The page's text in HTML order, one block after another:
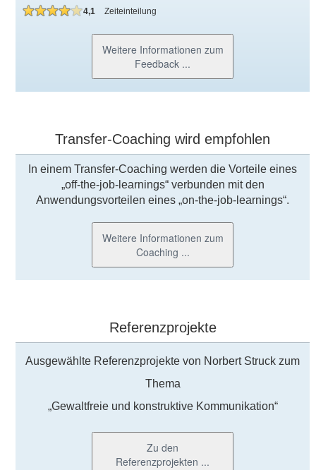
4,1
Zeiteinteilung
Weitere Informationen zum
Feedback ...
Transfer-Coaching wird empfohlen
In einem Transfer-Coaching werden die Vorteile eines
„off-the-job-learnings“ verbunden mit den
Anwendungsvorteilen eines „on-the-job-learnings“.
Weitere Informationen zum
Coaching ...
Referenzprojekte
Ausgewählte Referenzprojekte von Norbert Struck zum
Thema
„Gewaltfreie und konstruktive Kommunikation“
Zu den
Referenzprojekten ...